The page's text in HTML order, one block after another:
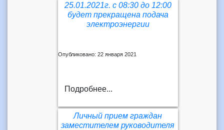
25.01.2021г. с 08:30 до 12:00
будет прекращена подача
электроэнергии
Опубликовано: 22 января 2021
Подробнее...
Личный прием граждан
заместителем руководителя